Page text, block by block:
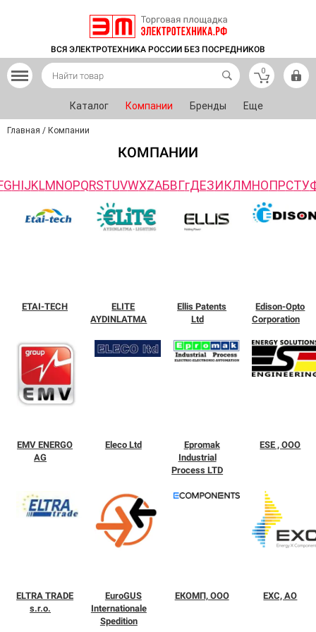
ВСЯ ЭЛЕКТРОТЕХНИКА РОССИИ БЕЗ ПОСРЕДНИКОВ
0
Каталог Компании Бренды Еще
Главная / Компании
КОМПАНИИ
GH JKLM N OPQRSTUVWXZАБВ ГгДЕЗ И КЛ М Н О П РСТУ
ETAI-TECH
ELITE
AYDINLATMA
Ellis Patents
Ltd
Edison-Opto
Corporation
EMV ENERGO
AG
Eleco Ltd
Epromak
Industrial
Process LTD
ESE , ООО
ELTRA TRADE
s.r.o.
EuroGUS
Internationale
Spedition
EКОМП, ООО EXC, АО